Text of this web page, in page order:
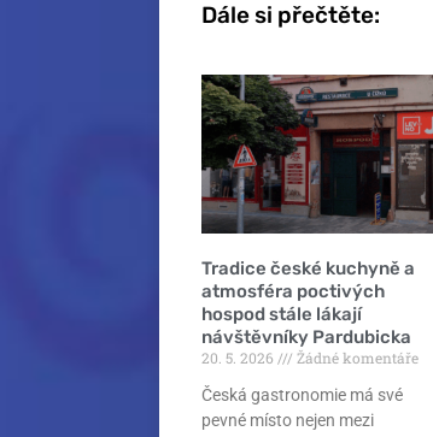
Dále si přečtěte:
Tradice české kuchyně a
atmosféra poctivých
hospod stále lákají
návštěvníky Pardubicka
20. 5. 2026
Žádné komentáře
Česká gastronomie má své
pevné místo nejen mezi